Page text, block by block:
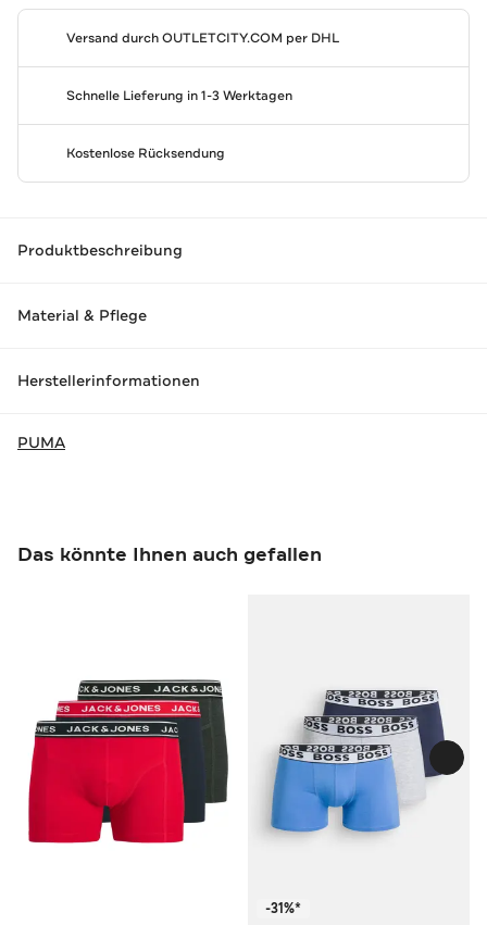
Versand durchOUTLETCITY.COM per DHL
Schnelle Lieferung in 1-3 Werktagen
Kostenlose Rücksendung
Produktbeschreibung
Material & Pflege
Herstellerinformationen
PUMA
Das könnte Ihnen auch gefallen
-31%*